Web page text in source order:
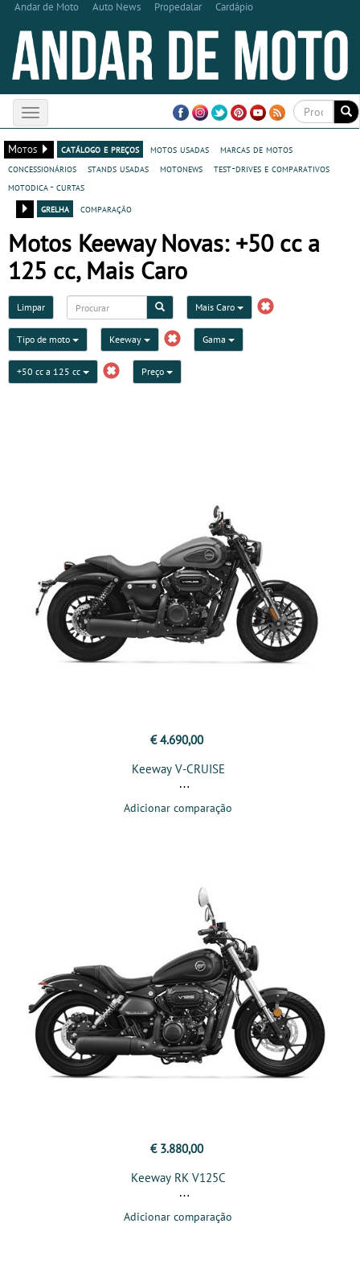
Andar de Moto Auto News Propedalar Cardápio
Toggle
navigation
Motos
catálogo e preços motos usadas
marcas de motos
concessionários
stands usadas motonews
test-drives e comparativos
motodica - curtas
grelha
comparação
Motos Keeway Novas: +50 cc a
125 cc, Mais Caro
Limpar Mais Caro
Tipo de moto Keeway Gama
+50 cc a 125 cc Preço
€ 4.690,00
Keeway V-CRUISE
Adicionar comparação
€ 3.880,00
Keeway RK V125C
Adicionar comparação